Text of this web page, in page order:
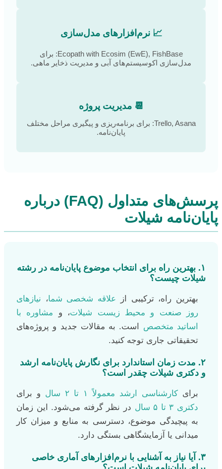
📈 نرم‌افزارهای مدل‌سازی
Ecopath with Ecosim (EwE), FishBase: برای
مدل‌سازی اکوسیستم‌های آبی و مدیریت ذخایر ماهی.
📆 مدیریت پروژه
Trello, Asana: برای برنامه‌ریزی و پیگیری مراحل مختلف
پایان‌نامه.
پرسش‌های متداول (FAQ) درباره
پایان‌نامه شیلات
۱. بهترین راه برای انتخاب موضوع پایان‌نامه در رشته
شیلات چیست؟
بهترین راه، ترکیبی از علاقه شخصی شما، نیازهای
روز صنعت و محیط زیست شیلات، و مشاوره با
اساتید متخصص است. به مقالات جدید و پروژه‌های
تحقیقاتی جاری توجه کنید.
۲. مدت زمان استاندارد برای نگارش پایان‌نامه ارشد
و دکتری شیلات چقدر است؟
برای کارشناسی ارشد معمولاً ۱ تا ۲ سال
و برای
دکتری ۳ تا ۵ سال
در نظر گرفته می‌شود. این زمان
به پیچیدگی موضوع، دسترسی به منابع و میزان کار
میدانی یا آزمایشگاهی بستگی دارد.
۳. آیا نیاز به آشنایی با نرم‌افزارهای آماری خاصی